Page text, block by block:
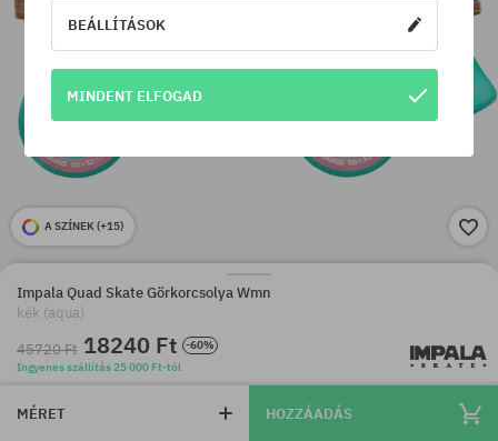
A SZÍNEK (+15)
Impala Quad Skate Görkorcsolya Wmn
kék (aqua)
45720 Ft 18240 Ft
-60%
Ingyenes szállítás 25 000 Ft-tól
MÉRET HOZZÁADÁS
BEÁLLÍTÁSOK
MINDENT ELFOGAD